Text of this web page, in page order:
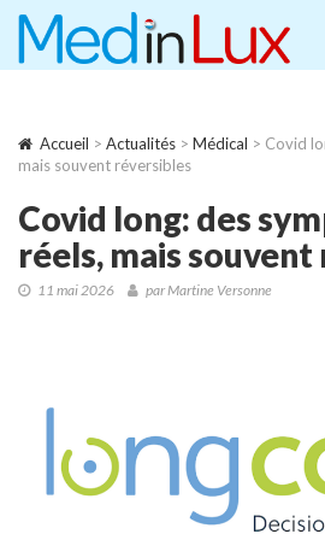
Accueil > Actualités > Médical > Covid
mais souvent réversibles
Covid long: des
réels, mais
11 mai 2026 par Martine Versonne